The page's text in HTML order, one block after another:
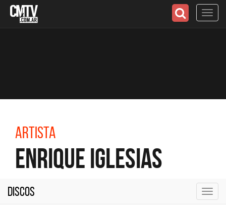
Artista
Enrique Iglesias
Discos